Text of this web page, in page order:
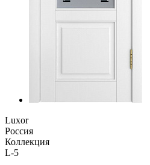
Luxor
Россия
Коллекция
L-5